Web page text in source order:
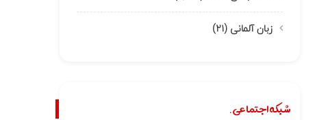
زبان آلمانی (۲۱)
شبکه اجتماعی.